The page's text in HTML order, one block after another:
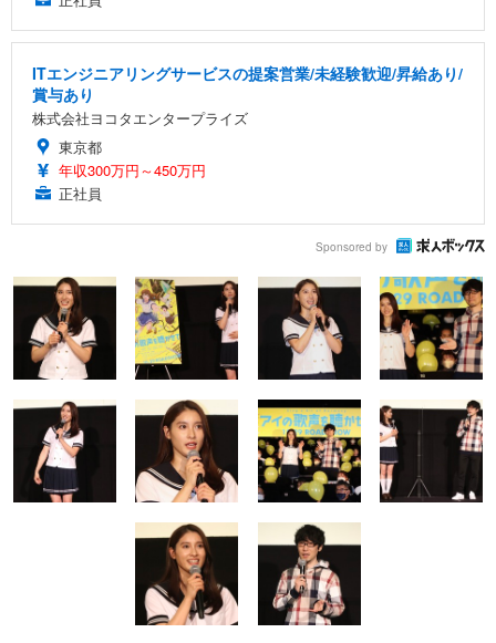
ITエンジニアリングサービスの提案営業/未経験歓迎/昇給あり/
賞与あり
株式会社ヨコタエンタープライズ
東京都
年収300万円～450万円
正社員
Sponsored by